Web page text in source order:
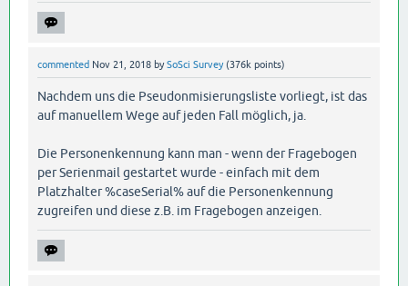
commented Nov 21, 2018 bySoSci Survey (376k points)
Nachdem uns die Pseudonmisierungsliste vorliegt, ist das
auf manuellem Wege auf jeden Fall möglich, ja.
Die Personenkennung kann man - wenn der Fragebogen
per Serienmail gestartet wurde - einfach mit dem
Platzhalter %caseSerial% auf die Personenkennung
zugreifen und diese z.B. im Fragebogen anzeigen.